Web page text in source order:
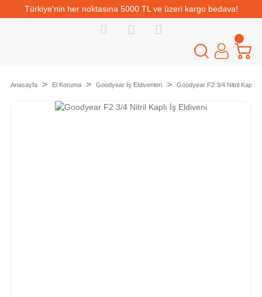
Türkiye'nin her noktasına 5000 TL ve üzeri kargo bedava!
Anasayfa El Koruma Goodyear İş Eldivenleri Goodyear F2 3/4 Nitril Kaplı